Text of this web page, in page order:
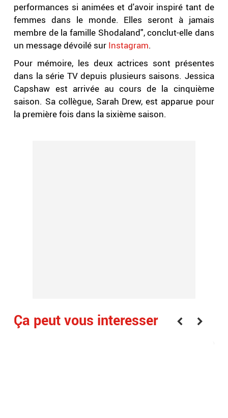
performances si animées et d'avoir inspiré tant de
femmes dans le monde. Elles seront à jamais
membre de la famille Shodaland", conclut-elle dans
un message dévoilé sur Instagram.
Pour mémoire, les deux actrices sont présentes
dans la série TV depuis plusieurs saisons. Jessica
Capshaw est arrivée au cours de la cinquième
saison. Sa collègue, Sarah Drew, est apparue pour
la première fois dans la sixième saison.
Ça peut vous interesser